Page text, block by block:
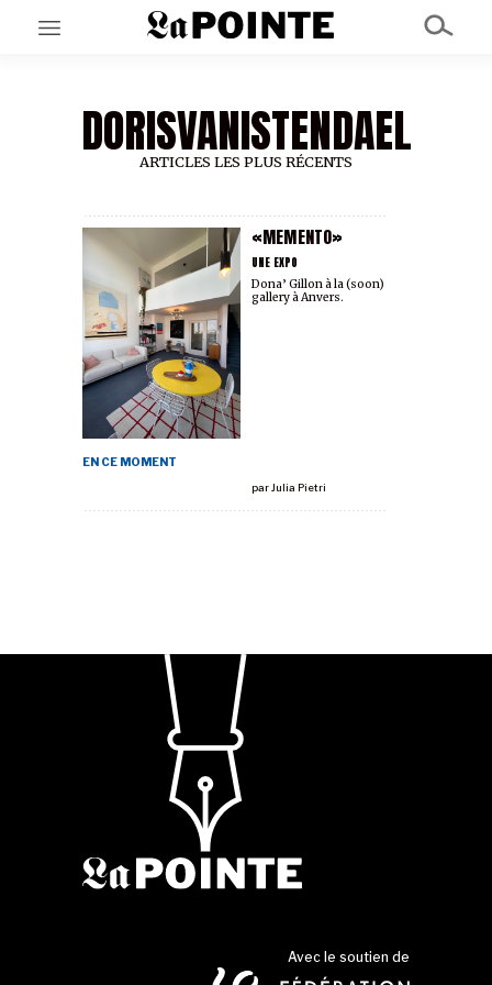
EN CE MOMENT
GRAND ANGLE
AU LARGE
À PROPOS
NOS PARTENAIRES
SOUTENEZ NOUS
DORISVANISTENDAEL
ARTICLES LES PLUS RÉCENTS
«MEMENTO»
UNE EXPO
EN CE MOMENT
par Julia Pietri
Dona’ Gillon à la (soon)
gallery à Anvers.
Avec le soutien de